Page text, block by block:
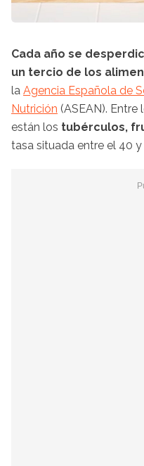
Cada año se
un tercio de los
la Agencia Española de
Nutrición (ASEAN).
están los tubérculos,
tasa situada entre el 40 y